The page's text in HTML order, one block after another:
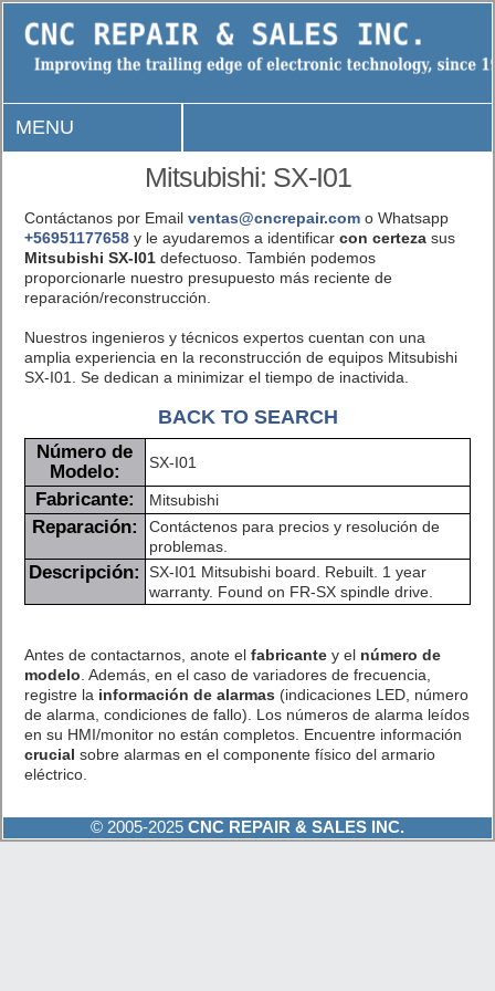
MENU
Mitsubishi: SX-I01
Contáctanos por Email ventas@cncrepair.como Whatsapp
+56951177658y le ayudaremos a identificar con certezasus
Mitsubishi SX-I01defectuoso. También podemos
proporcionarle nuestro presupuesto más reciente de
reparación/reconstrucción.
Nuestros ingenieros y técnicos expertos cuentan con una
amplia experiencia en la reconstrucción de equipos Mitsubishi
SX-I01. Se dedican a minimizar el tiempo de inactivida.
BACK TO SEARCH
Número de
Modelo:
SX-I01
Fabricante: Mitsubishi
Reparación:
Contáctenos para precios y resolución de
problemas.
Descripción:
SX-I01 Mitsubishi board. Rebuilt. 1 year
warranty. Found on FR-SX spindle drive.
Antes de contactarnos, anote el fabricantey el número de
modelo . Además, en el caso de variadores de frecuencia,
registre la información de alarmas (indicaciones LED, número
de alarma, condiciones de fallo). Los números de alarma leídos
en su HMI/monitor no están completos. Encuentre información
crucial sobre alarmas en el componente físico del armario
eléctrico.
© 2005-2025 CNC REPAIR & SALES INC.